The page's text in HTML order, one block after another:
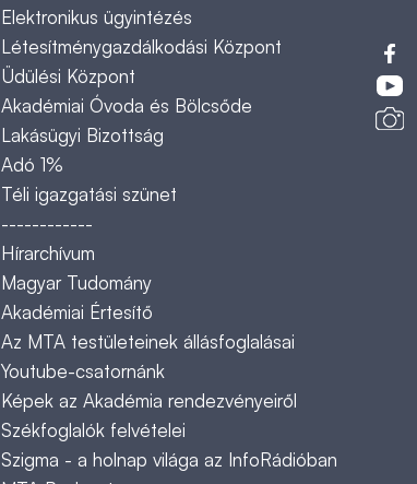
Elektronikus ügyintézés
Létesítménygazdálkodási Központ
Üdülési Központ
Akadémiai Óvoda és Bölcsőde
Lakásügyi Bizottság
Adó 1%
Téli igazgatási szünet
------------
Hírarchívum
Magyar Tudomány
Akadémiai Értesítő
Az MTA testületeinek állásfoglalásai
Youtube-csatornánk
Képek az Akadémia rendezvényeiről
Székfoglalók felvételei
Szigma - a holnap világa az InfoRádióban